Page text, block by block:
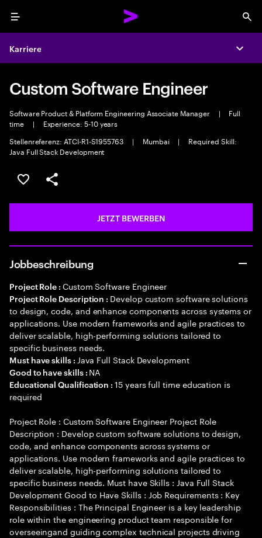
Menu
Karriere
Custom Software Engineer
Software Product & Platform Engineering Associate Manager |
Full
time
|
Experience: 5-10 years
Stellenreferenz: ATCI-R1-S1955763
| Mumbai |
Required Skill:
Java Full Stack Development
JOB SPEICHERN
Teilen
JETZT BEWERBEN
Jobbeschreibung
Project Role : Custom Software Engineer
Project Role Description : Develop custom software solutions
to design, code, and enhance components across systems or
applications. Use modern frameworks and agile practices to
deliver scalable, high-performing solutions tailored to
specific business needs.
Must have skills : Java Full Stack Development
Good to have skills : NA
Educational Qualification :15 years full time education is
required
Project Role : Custom Software Engineer Project Role
Description : Develop custom software solutions to design,
code, and enhance components across systems or
applications. Use modern frameworks and agile practices to
deliver scalable, high-performing solutions tailored to
specific business needs. Must have Skills : Java Full Stack
Development Good to Have Skills : Job Requirements : Key
Responsibilities : The Principal Engineer is a key leadership
role within the engineering product team responsible for
overseeingand guiding complex technical projects driving